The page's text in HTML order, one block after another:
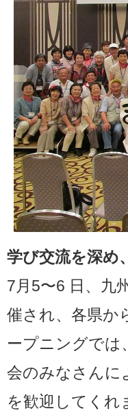
学び交流を深め
7月5〜6 日、九
催され、各県か
ープニングでは
会のみなさんに
を歓迎してくれ